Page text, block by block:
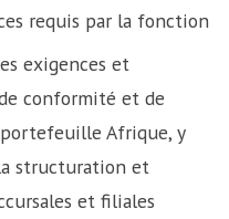
requis par la fonction
exigences et
conformité et de
Afrique, y
structuration et
et filiales